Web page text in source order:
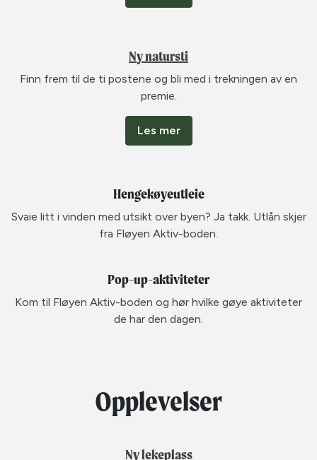
Ny natursti
Finn frem til de ti postene og bli med i trekningen av en
premie.
Les mer
Hengekøyeutleie
Svaie litt i vinden med utsikt over byen? Ja takk. Utlån skjer
fra Fløyen Aktiv-boden.
Pop-up-aktiviteter
Kom til Fløyen Aktiv-boden og hør hvilke gøye aktiviteter
de har den dagen.
Opplevelser
Ny lekeplass